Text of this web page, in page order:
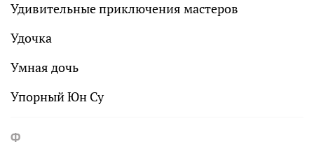
Удивительные приключения мастеров
Удочка
Умная дочь
Упорный Юн Су
Ф